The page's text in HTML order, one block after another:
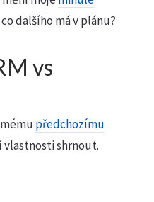
dalšího má v plánu?
vs
předchozímu
vlastnosti shrnout.